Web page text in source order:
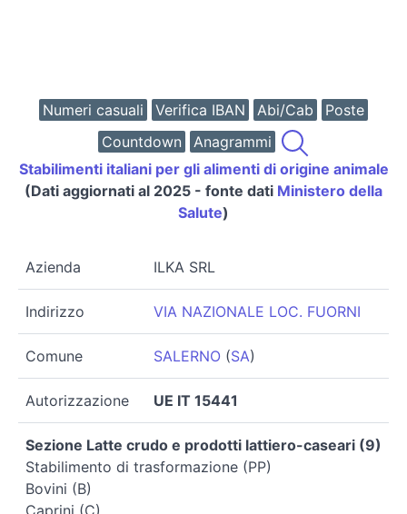
Numeri casuali Verifica IBAN Abi/Cab
Poste
Countdown
Anagrammi
Stabilimenti italiani per gli alimenti di origine animale
(Dati aggiornati al 2025 - fonte dati Ministero della
Salute)
Azienda ILKA SRL
Indirizzo VIA NAZIONALE LOC. FUORNI
Comune SALERNO (SA)
Autorizzazione UE IT 15441
Sezione Latte crudo e prodotti lattiero-caseari (9)
Stabilimento di trasformazione (PP)
Bovini (B)
Caprini (C)